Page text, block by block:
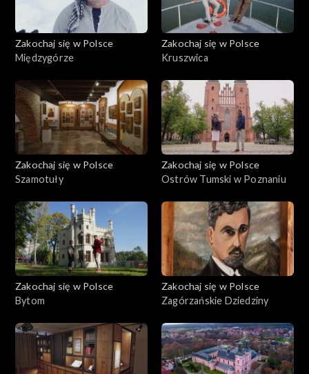
Zakochaj się w Polsce
Międzygórze
Zakochaj się w Polsce
Kruszwica
Zakochaj się w Polsce
Szamotuły
Zakochaj się w Polsce
Ostrów Tumski w Poznaniu
Zakochaj się w Polsce
Bytom
Zakochaj się w Polsce
Zagórzańskie Dziedziny